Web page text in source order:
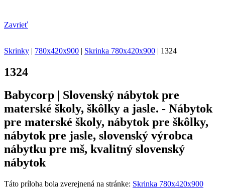
Zavrieť
Skrinky | 780x420x900 | Skrinka 780x420x900 | 1324
1324
Babycorp | Slovenský nábytok pre
materské školy, škôlky a jasle. - Nábytok
pre materské školy, nábytok pre škôlky,
nábytok pre jasle, slovenský výrobca
nábytku pre mš, kvalitný slovenský
nábytok
Táto príloha bola zverejnená na stránke: Skrinka 780x420x900